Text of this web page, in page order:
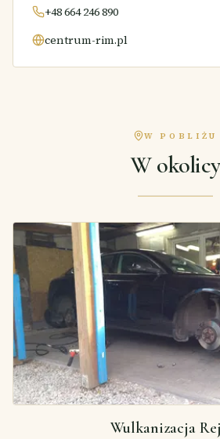
+48 664 246 890
centrum-rim.pl
W POBLIŻU
W okolicy
Wulkanizacja